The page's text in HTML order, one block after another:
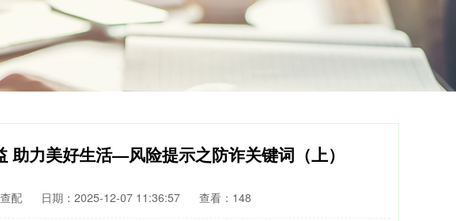
助力美好生活—风险提示之防诈关键词（上）
配 日期：2025-12-07 11:36:57 查看：148